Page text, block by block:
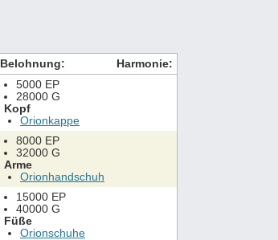
Belohnung: Harmonie:
5000 EP
28000 G
Kopf
Orionkappe
8000 EP
32000 G
Arme
Orionhandschuh
15000 EP
40000 G
Füße
Orionschuhe